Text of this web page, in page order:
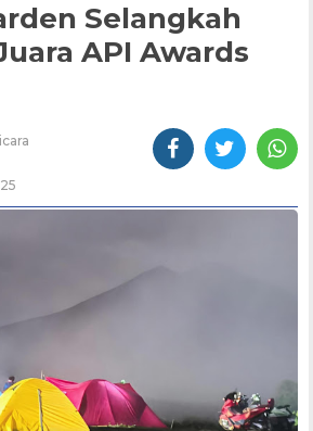
Selangkah
API Awards